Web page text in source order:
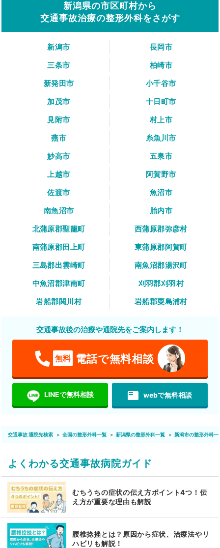
新潟県の市区町村から
交通事故治療の整形外科をさがす
新潟市
長岡市
三条市
柏崎市
新発田市
小千谷市
加茂市
十日町市
見附市
村上市
燕市
糸魚川市
妙高市
五泉市
上越市
阿賀野市
佐渡市
魚沼市
南魚沼市
胎内市
北蒲原郡聖籠町
西蒲原郡弥彦村
南蒲原郡田上町
東蒲原郡阿賀町
三島郡出雲崎町
南魚沼郡湯沢町
中魚沼郡津南町
刈羽郡刈羽村
岩船郡関川村
岩船郡粟島浦村
交通事故後の治療や通院先をご案内します！
無料 電話で無料相談
LINEで無料相談 featured_play_list webで無料相談
交通事故 通院先検索 全国の整形外科一覧 新潟県の整形外科一覧 新潟市の整形外科一
よくわかる交通事故病院ガイド
むちうちの症状の伝え方ポイント4つ！伝
え方が重要な理由も解説
腰椎捻挫とは？原因から症状、治療法やリ
ハビリも解説！